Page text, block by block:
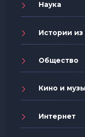
Наука
Истории из
Общество
Кино и
Интернет